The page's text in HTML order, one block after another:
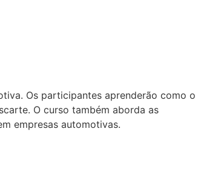
Os participantes aprenderão como o
O curso também aborda as
empresas automotivas.